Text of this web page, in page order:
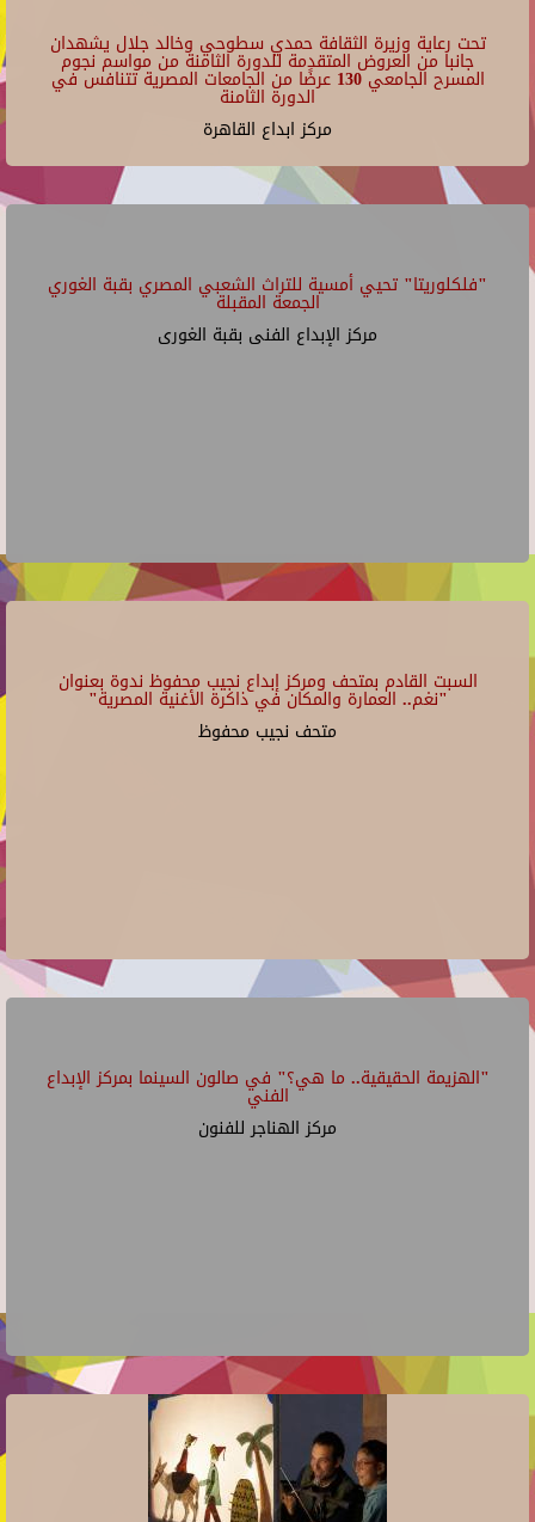
تحت رعاية وزيرة الثقافة حمدي سطوحي وخالد جلال يشهدان
جانبا من العروض المتقدمة للدورة الثامنة من مواسم نجوم
المسرح الجامعي 130 عرضًا من الجامعات المصرية تتنافس في
الدورة الثامنة
مركز ابداع القاهرة
"فلكلوريتا" تحيي أمسية للتراث الشعبي المصري بقبة الغوري
الجمعة المقبلة
مركز الإبداع الفنى بقبة الغورى
السبت القادم بمتحف ومركز إبداع نجيب محفوظ ندوة بعنوان
"نغم.. العمارة والمكان في ذاكرة الأغنية المصرية"
متحف نجيب محفوظ
"الهزيمة الحقيقية.. ما هي؟" في صالون السينما بمركز الإبداع
الفني
مركز الهناجر للفنون